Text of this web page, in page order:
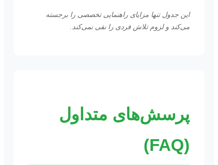
این جدول تنها مزایای راهنمایی تخصصی را برجسته
می‌کند و لزوم تلاش فردی را نفی نمی‌کند.
پرسش‌های متداول